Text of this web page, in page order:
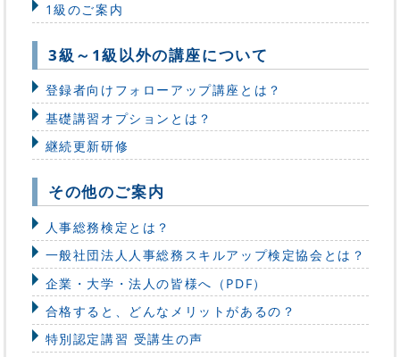
1級のご案内
3級～1級以外の講座について
登録者向けフォローアップ講座とは？
基礎講習オプションとは？
継続更新研修
その他のご案内
人事総務検定とは？
一般社団法人人事総務スキルアップ検定協会とは？
企業・大学・法人の皆様へ（PDF）
合格すると、どんなメリットがあるの？
特別認定講習 受講生の声